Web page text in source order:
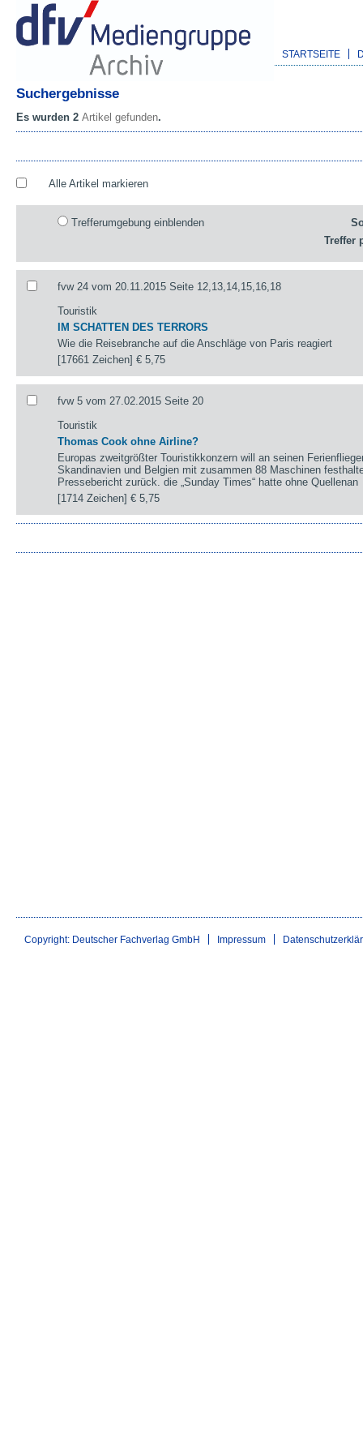
STARTSEITE
Suchergebnisse
Es wurden 2 Artikel gefunden.
Alle Artikel markieren
Trefferumgebung einblenden
Treffer
fvw 24 vom 20.11.2015 Seite 12,13,14,15,16,18
Touristik
IM SCHATTEN DES TERRORS
Wie die Reisebranche auf die Anschläge von Paris reagiert
[17661 Zeichen]€ 5,75
fvw 5 vom 27.02.2015 Seite 20
Touristik
Thomas Cook ohne Airline?
Europas zweitgrößter Touristikkonzern will an seinen
Skandinavien und Belgien mit zusammen 88 Maschinen
Pressebericht zurück. die „Sunday Times“ hatte ohne Quellenan
[1714 Zeichen]€ 5,75
Copyright: Deutscher Fachverlag GmbH Impressum